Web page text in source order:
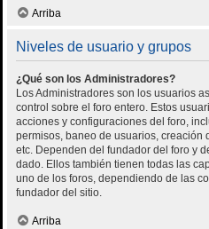
Arriba
Niveles de usuario y grupos
¿Qué son los Administradores?
Los Administradores son los usuarios
control sobre el foro entero. Estos
acciones y configuraciones del foro,
permisos, baneo de usuarios, creación
etc. Dependen del fundador del foro y
dado. Ellos también tienen todas las
uno de los foros, dependiendo de las
fundador del sitio.
Arriba